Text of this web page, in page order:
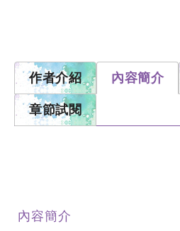
作者介紹 內容簡介
章節試閱
內容簡介